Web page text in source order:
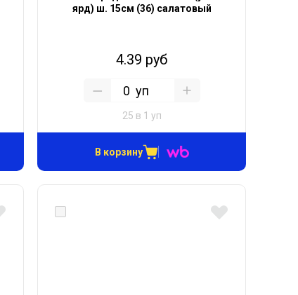
ярд) ш. 15см (36) салатовый
4.39 руб
уп
25 в 1 уп
В корзину